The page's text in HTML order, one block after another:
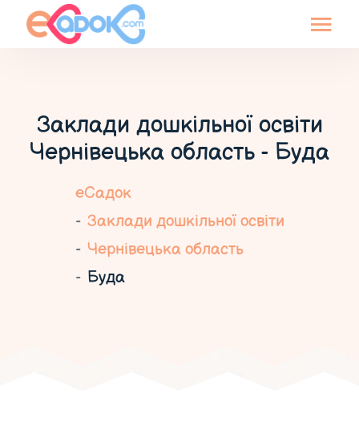
Заклади дошкільної освіти
Чернівецька область - Буда
еСадок
Заклади дошкільної освіти
Чернівецька область
Буда